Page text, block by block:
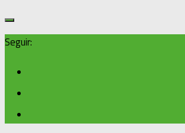
Seguir: